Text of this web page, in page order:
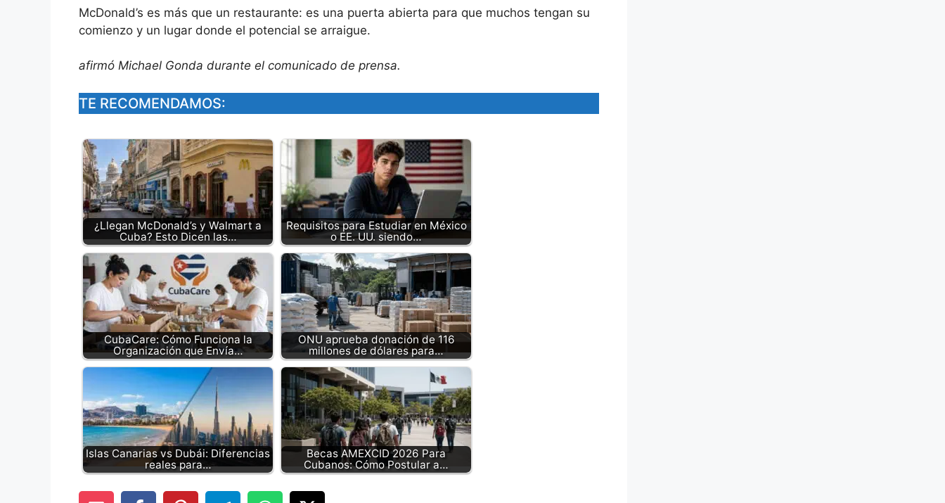
McDonald’s es más que un restaurante: es una puerta abierta para que muchos tengan su
comienzo y un lugar donde el potencial se arraigue.
afirmó Michael Gonda durante el comunicado de prensa.
TE RECOMENDAMOS:
¿Llegan McDonald’s y Walmart a
Cuba? Esto Dicen las…
Requisitos para Estudiar en México
o EE. UU. siendo…
CubaCare: Cómo Funciona la
Organización que Envía…
ONU aprueba donación de 116
millones de dólares para…
Islas Canarias vs Dubái: Diferencias
reales para…
Becas AMEXCID 2026 Para
Cubanos: Cómo Postular a…